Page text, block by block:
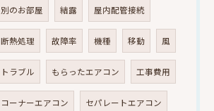
別のお部屋 結露 屋内配管接続
断熱処理 故障率 機種 移動 風
トラブル もらったエアコン 工事費用
コーナーエアコン セパレートエアコン